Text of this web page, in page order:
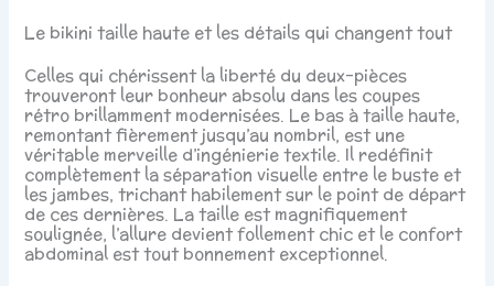
Le bikini taille haute et les détails qui changent tout
Celles qui chérissent la liberté du deux-pièces
trouveront leur bonheur absolu dans les coupes
rétro brillamment modernisées. Le bas à taille haute,
remontant fièrement jusqu’au nombril, est une
véritable merveille d’ingénierie textile. Il redéfinit
complètement la séparation visuelle entre le buste et
les jambes, trichant habilement sur le point de départ
de ces dernières. La taille est magnifiquement
soulignée, l’allure devient follement chic et le confort
abdominal est tout bonnement exceptionnel.